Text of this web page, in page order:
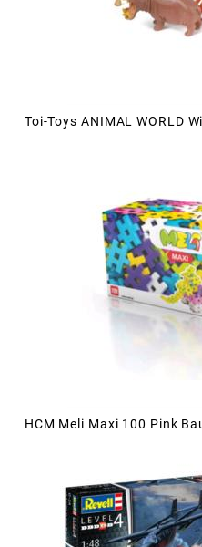
Toi-Toys ANIMAL WORLD
HCM Meli Maxi 100 Pink